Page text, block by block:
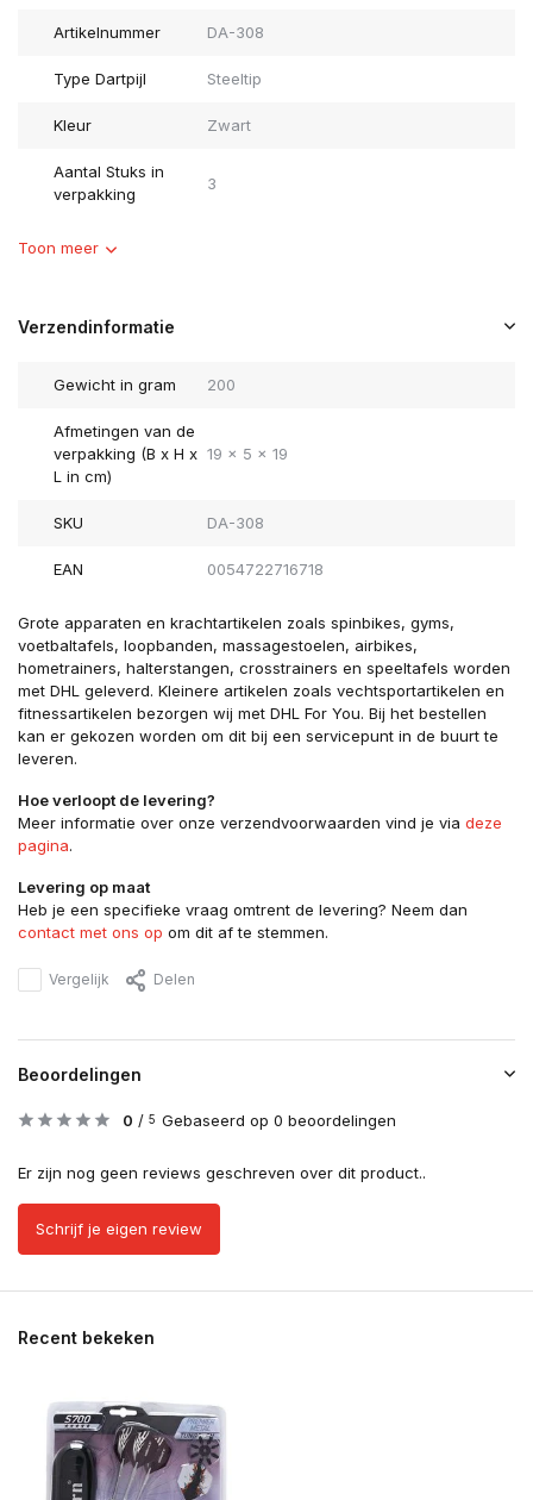
Artikelnummer DA-308
Type Dartpijl Steeltip
Kleur Zwart
Aantal Stuks in
verpakking
3
Toon meer
Verzendinformatie
Gewicht in gram 200
Afmetingen van de
verpakking (B x H x
L in cm)
19 x 5 x 19
SKU DA-308
EAN 0054722716718
Grote apparaten en krachtartikelen zoals spinbikes, gyms,
voetbaltafels, loopbanden, massagestoelen, airbikes,
hometrainers, halterstangen, crosstrainers en speeltafels worden
met DHL geleverd. Kleinere artikelen zoals vechtsportartikelen en
fitnessartikelen bezorgen wij met DHL For You. Bij het bestellen
kan er gekozen worden om dit bij een servicepunt in de buurt te
leveren.
Hoe verloopt de levering?
Meer informatie over onze verzendvoorwaarden vind je via deze
pagina.
Levering op maat
Heb je een specifieke vraag omtrent de levering? Neem dan
contact met ons op om dit af te stemmen.
Vergelijk Delen
Beoordelingen
0 / 5 Gebaseerd op 0 beoordelingen
Er zijn nog geen reviews geschreven over dit product..
Schrijf je eigen review
Recent bekeken